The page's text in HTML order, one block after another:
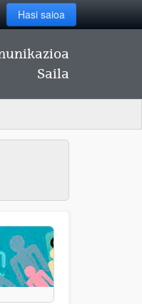
Hasi saioa
Saila